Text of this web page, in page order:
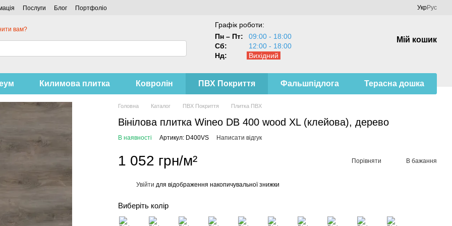
Послуги Блог Портфоліо УкрРус
вам?
Графік роботи:
Пн – Пт:
09:00 - 18:00
Сб:
12:00 - 18:00
Нд:
Вихідний
Мій кошик
Килимова плитка Ковролін ПВХ Покриття Фальшпідлога Терасна дошка
Головна Каталог ПВХ Покриття Плитка ПВХ
Вінілова плитка Wineo DB 400 wood XL (клейова), дерево
В наявності Артикул: D400VS Написати відгук
1 052 грн/м² Порівняти В бажання
Увійти для відображення накопичувальної знижки
Виберіть колір